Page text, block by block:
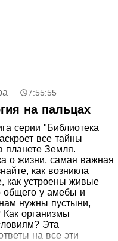
7:55:55
на пальцах
серии "Библиотека
все тайны
планете Земля.
о жизни, самая важная
как возникла
как устроены живые
общего у амебы и
нужны пустыни,
организмы
Эта
на все эти